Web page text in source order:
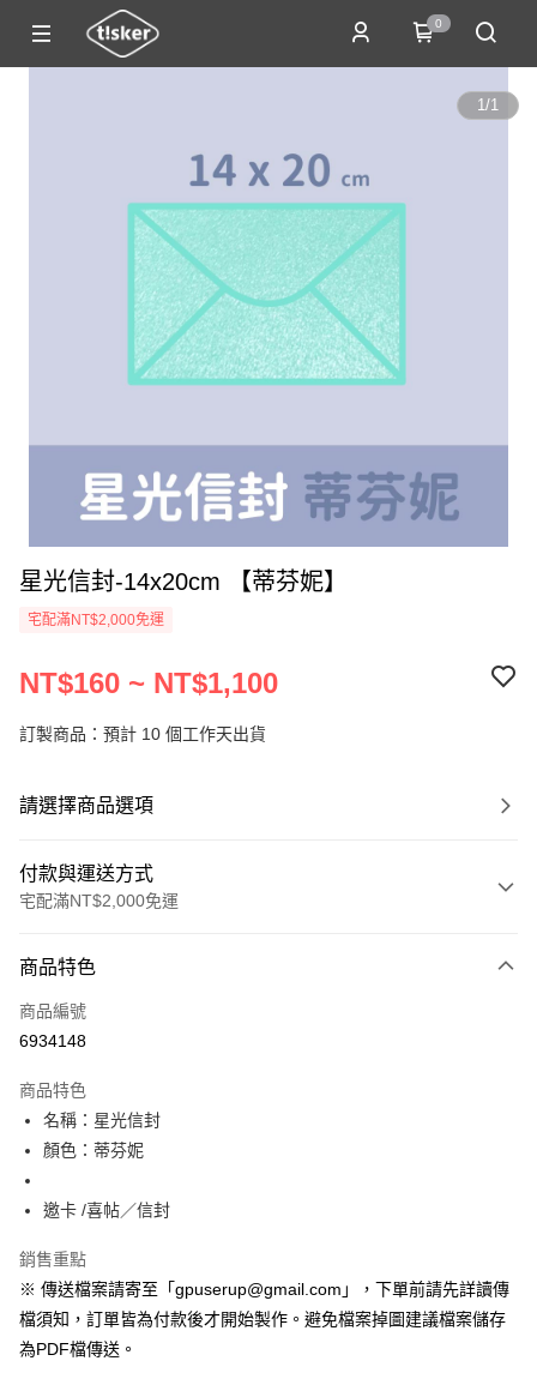
0
1/1
星光信封-14x20cm 【蒂芬妮】
宅配滿NT$2,000免運
NT$160 ~ NT$1,100
訂製商品：預計 10 個工作天出貨
請選擇商品選項
付款與運送方式
宅配滿NT$2,000免運
信用卡一次付款
超商取貨付款
運送方式
全家取貨付款
每筆NT$70
7-11取貨付款
宅配
每筆NT$200，滿NT$2,000(含以上)免運費
便利袋
商品特色
商品編號
6934148
商品特色
名稱：星光信封
顏色：蒂芬妮
邀卡 /喜帖／信封
銷售重點
※ 傳送檔案請寄至「gpuserup@gmail.com」，下單前請先詳讀傳
檔須知，訂單皆為付款後才開始製作。避免檔案掉圖建議檔案儲存
為PDF檔傳送。